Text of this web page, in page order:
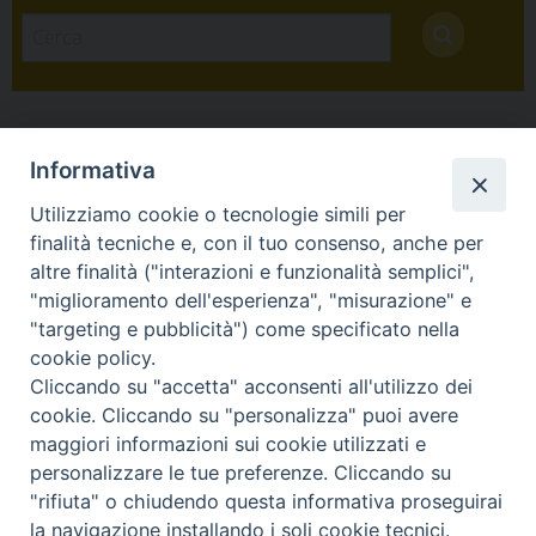
Arcidiocesi di Torino
Archivio Arcivescovile
Via Arcivescovado 12 - 10121 Torino tel. 011/51.56.271
e-mail:archivio@diocesi.to.it
Informativa
Utilizziamo cookie o tecnologie simili per
finalità tecniche e, con il tuo consenso, anche per
altre finalità ("interazioni e funzionalità semplici",
"miglioramento dell'esperienza", "misurazione" e
"targeting e pubblicità") come specificato nella
cookie policy.
Cliccando su "accetta" acconsenti all'utilizzo dei
cookie. Cliccando su "personalizza" puoi avere
maggiori informazioni sui cookie utilizzati e
personalizzare le tue preferenze. Cliccando su
"rifiuta" o chiudendo questa informativa proseguirai
la navigazione installando i soli cookie tecnici.